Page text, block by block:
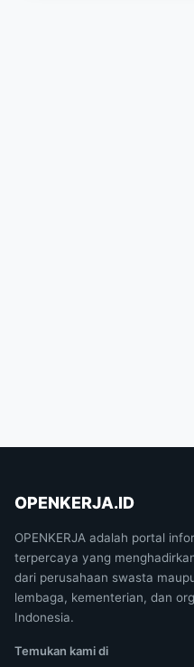
OPENKERJA.ID
OPENKERJA adalah portal
terpercaya yang
dari perusahaan swasta
lembaga, kementerian, dan
Indonesia.
Temukan kami di